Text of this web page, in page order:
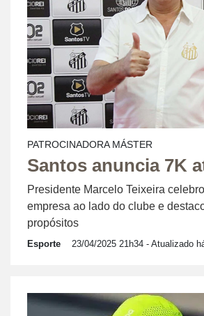
PATROCINADORA MÁSTER
Santos anuncia 7K
Presidente Marcelo Teixeira
empresa ao lado do clube e
propósitos
Esporte 23/04/2025 21h34 - Atualizado